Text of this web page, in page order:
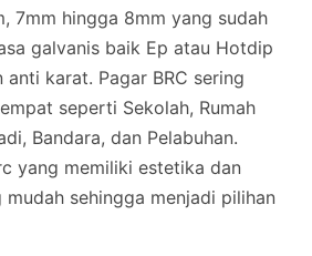
7mm hingga 8mm yang sudah
galvanis baik Ep atau Hotdip
anti karat. Pagar BRC sering
seperti Sekolah, Rumah
Bandara, dan Pelabuhan.
yang memiliki estetika dan
mudah sehingga menjadi pilihan